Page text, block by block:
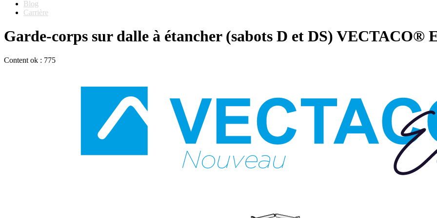
Blog
Carrière
Garde-corps sur dalle à étancher (sabots D et DS) VECTACO®
Content ok : 775